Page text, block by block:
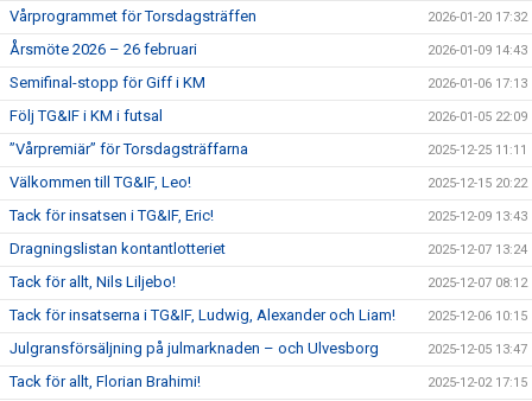
Vårprogrammet för Torsdagsträffen 2026-01-20 17:32
Årsmöte 2026 – 26 februari 2026-01-09 14:43
Semifinal-stopp för Giff i KM 2026-01-06 17:13
Följ TG&IF i KM i futsal 2026-01-05 22:09
”Vårpremiär” för Torsdagsträffarna 2025-12-25 11:11
Välkommen till TG&IF, Leo! 2025-12-15 20:22
Tack för insatsen i TG&IF, Eric! 2025-12-09 13:43
Dragningslistan kontantlotteriet 2025-12-07 13:24
Tack för allt, Nils Liljebo! 2025-12-07 08:12
Tack för insatserna i TG&IF, Ludwig, Alexander och Liam! 2025-12-06 10:15
Julgransförsäljning på julmarknaden – och Ulvesborg 2025-12-05 13:47
Tack för allt, Florian Brahimi! 2025-12-02 17:15